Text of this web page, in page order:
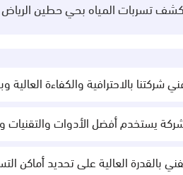
تسربات المياه بحي حطين الرياض
شركتنا بالاحترافية والكفاءة
يستخدم أفضل الأدوات
بالقدرة العالية على تحديد أماكن